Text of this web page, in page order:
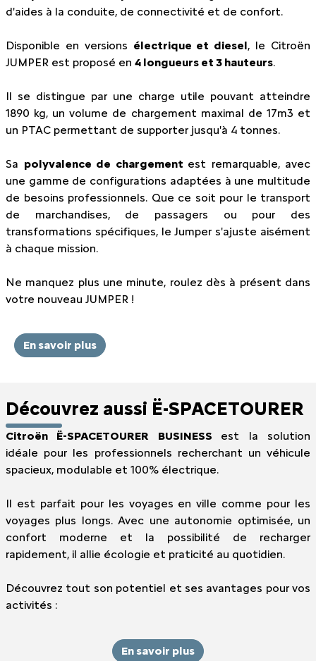
d'aides à la conduite, de connectivité et de confort.
Disponible en versions électrique et diesel, le Citroën
JUMPER est proposé en 4 longueurs et 3 hauteurs.
Il se distingue par une charge utile pouvant atteindre
1890 kg, un volume de chargement maximal de 17m3 et
un PTAC permettant de supporter jusqu'à 4 tonnes.
Sa polyvalence de chargement est remarquable, avec
une gamme de configurations adaptées à une multitude
de besoins professionnels. Que ce soit pour le transport
de marchandises, de passagers ou pour des
transformations spécifiques, le Jumper s'ajuste aisément
à chaque mission.
Ne manquez plus une minute, roulez dès à présent dans
votre nouveau JUMPER !
En savoir plus
Découvrez aussi Ë-SPACETOURER
Citroën Ë-SPACETOURER BUSINESS est la solution
idéale pour les professionnels recherchant un véhicule
spacieux, modulable et 100% électrique.
Il est parfait pour les voyages en ville comme pour les
voyages plus longs. Avec une autonomie optimisée, un
confort moderne et la possibilité de recharger
rapidement, il allie écologie et praticité au quotidien.
Découvrez tout son potentiel et ses avantages pour vos
activités :
En savoir plus